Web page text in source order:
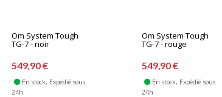
Om System Tough
TG-7 - noir
549,90 €
En stock, Expédié sous
24h
Om System Tough
TG-7 - rouge
549,90 €
En stock, Expédié sous
24h